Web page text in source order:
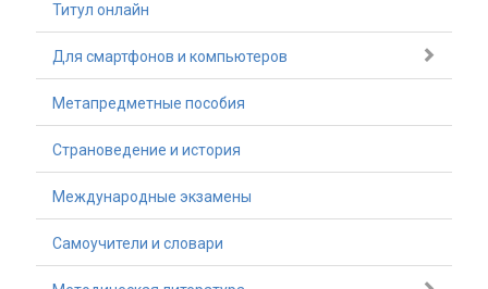
Титул онлайн
Для смартфонов и компьютеров
Метапредметные пособия
Страноведение и история
Международные экзамены
Самоучители и словари